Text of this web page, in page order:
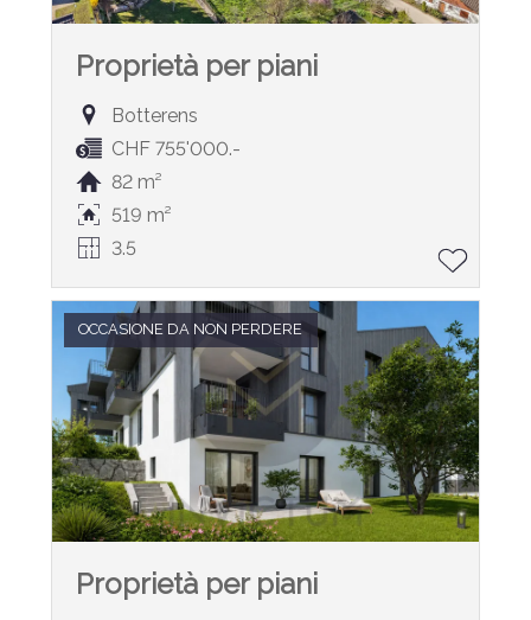
Proprietà per piani
Botterens
CHF 755'000.-
82 m²
519 m²
3.5
OCCASIONE DA NON PERDERE
Proprietà per piani